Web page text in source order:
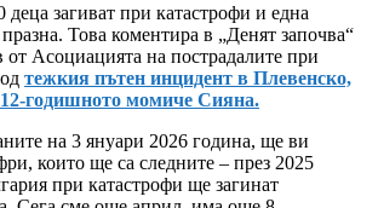
деца загиват при катастрофи и една
празна. Това коментира в „Денят започва“
Асоциацията на пострадалите при
тежкия пътен инцидент в Плевенско,
12-годишното момиче Сияна.
на 3 януари 2026 година, ще ви
които ще са следните – през 2025
при катастрофи ще загинат